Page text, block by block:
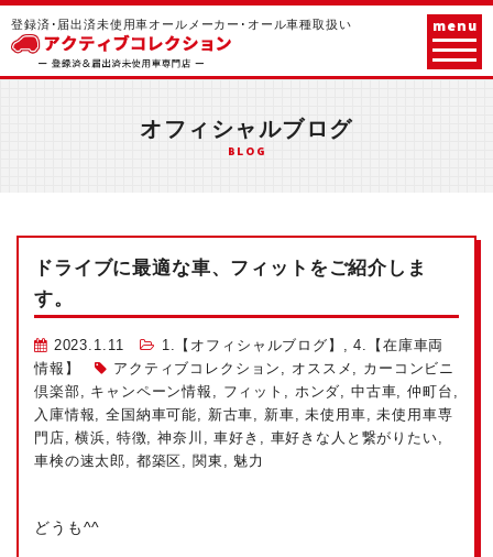
登録済･届出済未使用車オールメーカー･オール車種取扱い menu
オフィシャルブログ
BLOG
ドライブに最適な車、フィットをご紹介しま
す。
2023.1.11 1.【オフィシャルブログ】 ,4.【在庫車両
情報】
アクティブコレクション , オススメ , カーコンビニ
倶楽部, キャンペーン情報 , フィット , ホンダ , 中古車,仲町台 ,
入庫情報,全国納車可能, 新古車, 新車,未使用車,未使用車専
門店 ,横浜, 特徴,神奈川 ,車好き , 車好きな人と繋がりたい,
車検の速太郎 , 都築区 , 関東 , 魅力
どうも^^